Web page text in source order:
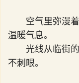
空气里弥漫
温暖气息。
光线从临街
不刺眼。